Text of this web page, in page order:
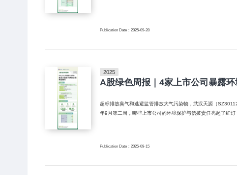
Publication Date：2025-09-28
2025
A股绿色周报｜4家上市公司暴露
超标排放臭气和逃避监管排放大气污染物，武汉天源（
年9月第二周，哪些上市公司的环境保护与信披责任亮起了红灯
Publication Date：2025-09-15